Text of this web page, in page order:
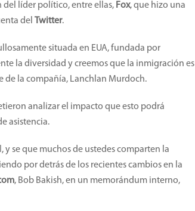
líder político, entre ellas, Fox, que hizo una
del Twitter.
situada en EUA, fundada por
la diversidad y creemos que la inmigración es
de la compañía, Lanchlan Murdoch.
analizar el impacto que esto podrá
asistencia.
y se que muchos de ustedes comparten la
por detrás de los recientes cambios en la
, Bob Bakish, en un memorándum interno,